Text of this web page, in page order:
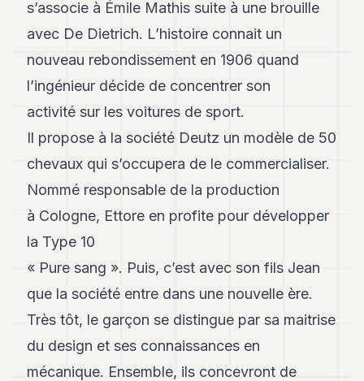
s’associe à Émile Mathis suite à une brouille
avec De Dietrich. L’histoire connait un
nouveau rebondissement en 1906 quand
l’ingénieur décide de concentrer son
activité sur les voitures de sport.
Il propose à la société Deutz un modèle de 50
chevaux qui s’occupera de le commercialiser.
Nommé responsable de la production
à Cologne, Ettore en profite pour développer
la Type 10
« Pure sang ». Puis, c’est avec son fils Jean
que la société entre dans une nouvelle ère.
Très tôt, le garçon se distingue par sa maitrise
du design et ses connaissances en
mécanique. Ensemble, ils concevront de